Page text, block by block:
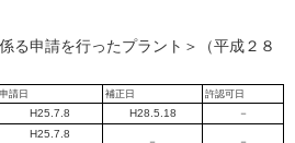
る申請を行ったプラント＞（平成２８
申請日 補正日 許認可日
H25.7.8 H28.5.18 －
H25.7.8